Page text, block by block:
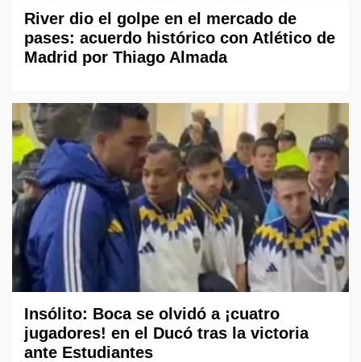
River dio el golpe en el mercado de
pases: acuerdo histórico con Atlético de
Madrid por Thiago Almada
Insólito: Boca se olvidó a ¡cuatro
jugadores! en el Ducó tras la victoria
ante Estudiantes